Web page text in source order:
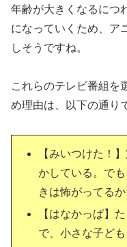
年齢が大きくなるにつ
になっていくため、ア
しそうですね。
これらのテレビ番組を
め理由は、以下の通り
【みいつけた！
かしている。で
きは怖がってるか
【はなかっぱ】
で、小さな子ど